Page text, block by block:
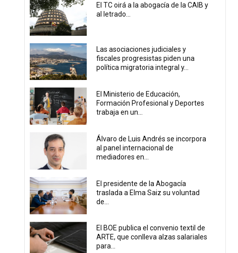
El TC oirá a la abogacía de la CAIB y
al letrado...
Las asociaciones judiciales y
fiscales progresistas piden una
política migratoria integral y...
El Ministerio de Educación,
Formación Profesional y Deportes
trabaja en un...
Álvaro de Luis Andrés se incorpora
al panel internacional de
mediadores en...
El presidente de la Abogacía
traslada a Elma Saiz su voluntad
de...
El BOE publica el convenio textil de
ARTE, que conlleva alzas salariales
para...